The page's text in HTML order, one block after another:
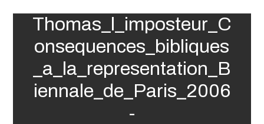
Thomas_l_imposteur_C
onsequences_bibliques
_a_la_representation_B
iennale_de_Paris_2006
-